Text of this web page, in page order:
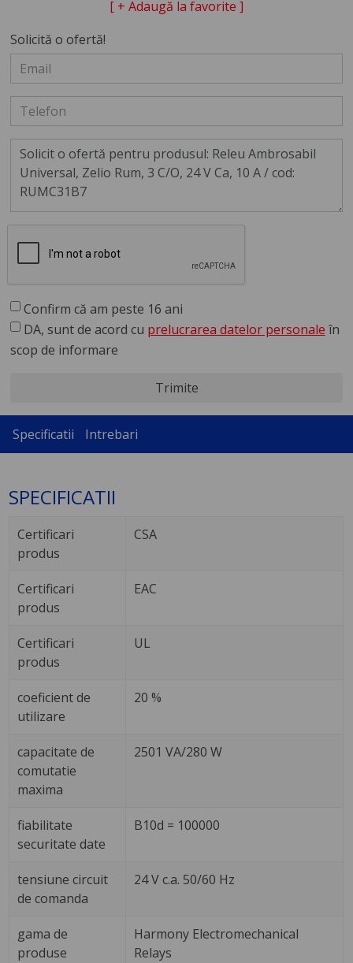
[ + Adaugă la favorite ]
Solicită o ofertă!
Confirm că am peste 16 ani
DA, sunt de acord cu prelucrarea datelor personale în
scop de informare
Trimite
Specificatii Intrebari
SPECIFICATII
Certificari
produs
CSA
Certificari
produs
EAC
Certificari
produs
UL
coeficient de
utilizare
20 %
capacitate de
comutatie
maxima
2501 VA/280 W
fiabilitate
securitate date
B10d = 100000
tensiune circuit
de comanda
24 V c.a. 50/60 Hz
gama de
produse
Harmony Electromechanical
Relays